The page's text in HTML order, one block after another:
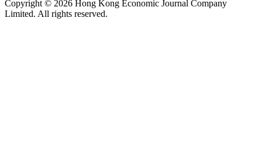
Copyright © 2026 Hong Kong Economic Journal Company
Limited. All rights reserved.